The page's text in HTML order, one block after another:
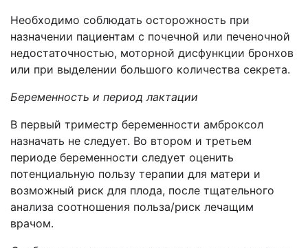
Необходимо соблюдать осторожность при
назначении пациентам с почечной или печеночной
недостаточностью, моторной дисфункции бронхов
или при выделении большого количества секрета.
Беременность и период лактации
В первый триместр беременности амброксол
назначать не следует. Во втором и третьем
периоде беременности следует оценить
потенциальную пользу терапии для матери и
возможный риск для плода, после тщательного
анализа соотношения польза/риск лечащим
врачом.